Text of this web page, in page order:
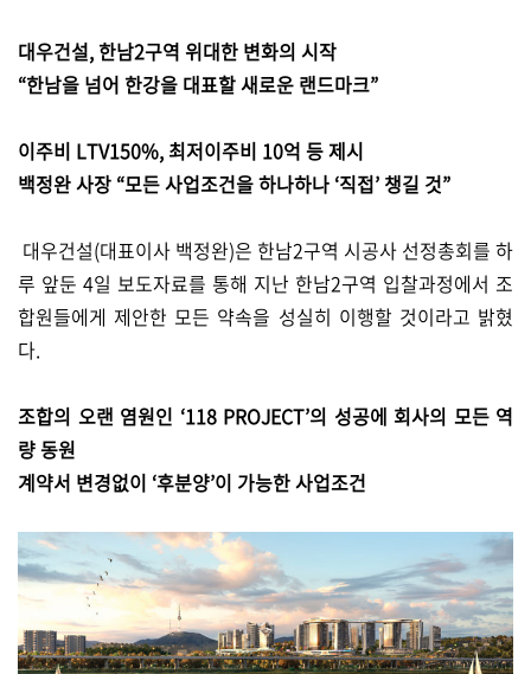
대우건설, 한남2구역 위대한 변화의 시작
“한남을 넘어 한강을 대표할 새로운 랜드마크”
이주비 LTV150%, 최저이주비 10억 등 제시
백정완 사장 “모든 사업조건을 하나하나 ‘직접’ 챙길 것”
대우건설(대표이사 백정완)은 한남2구역 시공사 선정총회를 하
루 앞둔 4일 보도자료를 통해 지난 한남2구역 입찰과정에서 조
합원들에게 제안한 모든 약속을 성실히 이행할 것이라고 밝혔
다.
조합의 오랜 염원인 ‘118 PROJECT’의 성공에 회사의 모든 역
량 동원
계약서 변경없이 ‘후분양’이 가능한 사업조건